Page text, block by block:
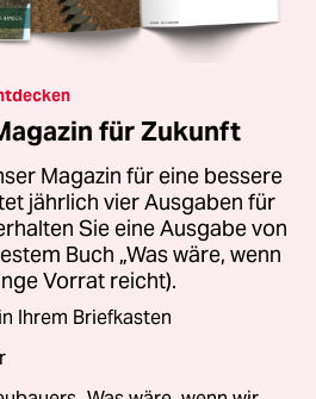
für Zukunft
Magazin für eine bessere
jährlich vier Ausgaben für
Sie eine Ausgabe von
Buch „Was wäre, wenn
Vorrat reicht).
Ihrem Briefkasten